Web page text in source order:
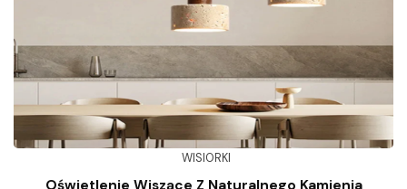
WISIORKI
Oświetlenie Wiszące Z Naturalnego Kamienia